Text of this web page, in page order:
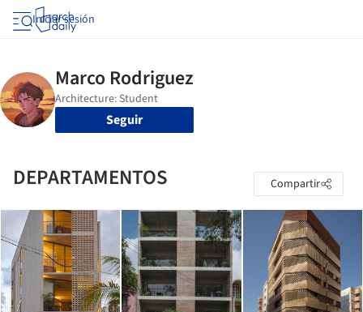
Iniciar sesión
Seguir
DEPARTAMENTOS Compartir